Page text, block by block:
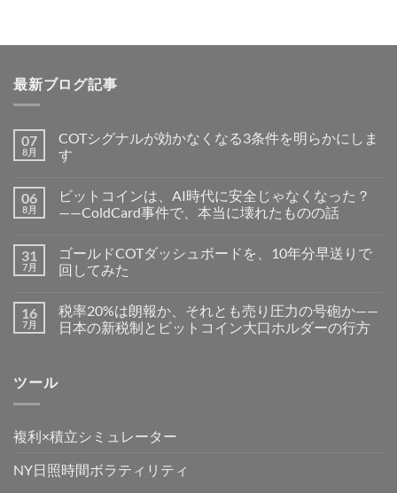
最新ブログ記事
07
8月
COTシグナルが効かなくなる3条件を明らかにしま
す
06
8月
ビットコインは、AI時代に安全じゃなくなった？
——ColdCard事件で、本当に壊れたものの話
31
7月
ゴールドCOTダッシュボードを、10年分早送りで
回してみた
16
7月
税率20%は朗報か、それとも売り圧力の号砲か——
日本の新税制とビットコイン大口ホルダーの行方
ツール
複利×積立シミュレーター
NY日照時間ボラティリティ